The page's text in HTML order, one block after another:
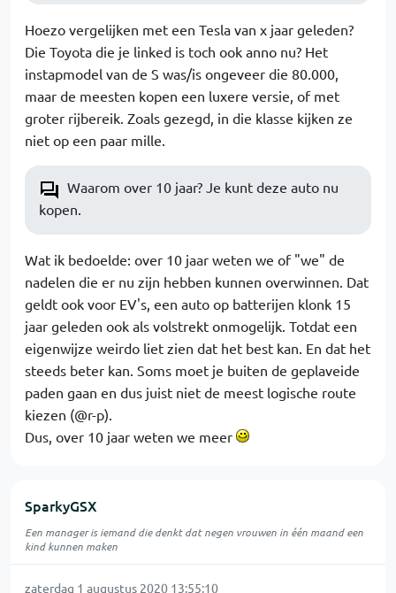
Hoezo vergelijken met een Tesla van x jaar geleden?
Die Toyota die je linked is toch ook anno nu? Het
instapmodel van de S was/is ongeveer die 80.000,
maar de meesten kopen een luxere versie, of met
groter rijbereik. Zoals gezegd, in die klasse kijken ze
niet op een paar mille.
Waarom over 10 jaar? Je kunt deze auto nu
kopen.
Wat ik bedoelde: over 10 jaar weten we of "we" de
nadelen die er nu zijn hebben kunnen overwinnen. Dat
geldt ook voor EV's, een auto op batterijen klonk 15
jaar geleden ook als volstrekt onmogelijk. Totdat een
eigenwijze weirdo liet zien dat het best kan. En dat het
steeds beter kan. Soms moet je buiten de geplaveide
paden gaan en dus juist niet de meest logische route
kiezen (@r-p).
Dus, over 10 jaar weten we meer
SparkyGSX
Een manager is iemand die denkt dat negen vrouwen in één maand een
kind kunnen maken
zaterdag 1 augustus 2020 13:55:10